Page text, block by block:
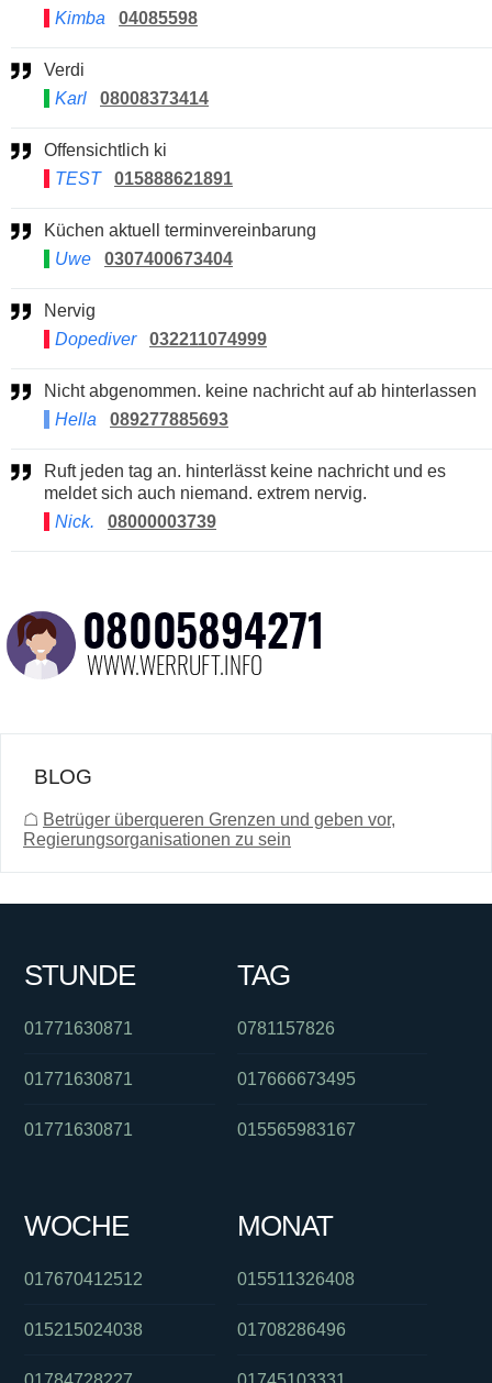
Kimba
04085598
Verdi
Karl
08008373414
Offensichtlich ki
TEST
015888621891
Küchen aktuell terminvereinbarung
Uwe
0307400673404
Nervig
Dopediver
032211074999
Nicht abgenommen. keine nachricht auf ab hinterlassen
Hella
089277885693
Ruft jeden tag an. hinterlässt keine nachricht und es
meldet sich auch niemand. extrem nervig.
Nick.
08000003739
BLOG
☖ Betrüger überqueren Grenzen und geben vor,
Regierungsorganisationen zu sein
STUNDE
01771630871
01771630871
01771630871
TAG
0781157826
017666673495
015565983167
WOCHE
017670412512
015215024038
MONAT
015511326408
01708286496